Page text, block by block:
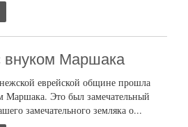
внуком Маршака
еврейской общине прошла
Маршака. Это был замечательный
замечательного земляка о...